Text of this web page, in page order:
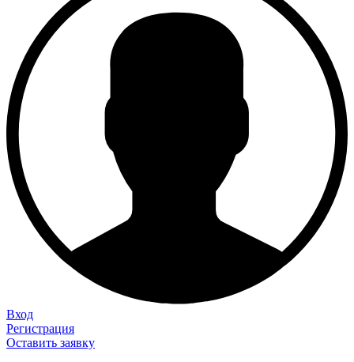
Вход
Регистрация
Оставить заявку